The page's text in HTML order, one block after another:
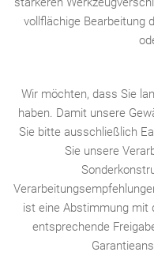
vollflächige Bearbeitung
Wir möchten, dass Sie
haben. Damit unsere
Sie bitte ausschließlich
Sie unsere
ist eine Abstimmung mit
entsprechende